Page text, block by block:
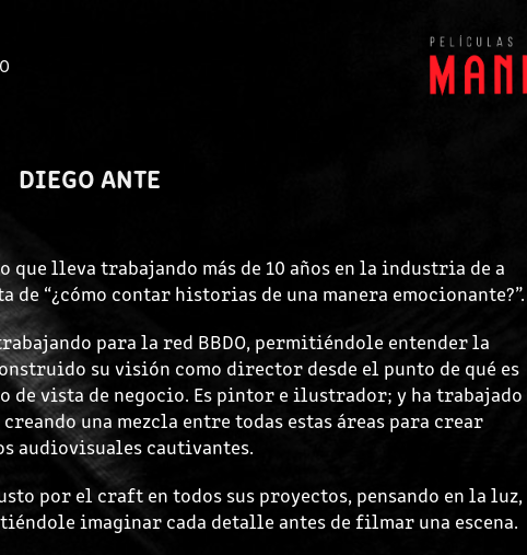
DIEGO ANTE
lleva trabajando más de 10 años en la industria de a
“¿cómo contar historias de una manera emocionante?”.
para la red BBDO, permitiéndole entender la
su visión como director desde el punto de qué es
de vista de negocio. Es pintor e ilustrador; y ha trabajado
una mezcla entre todas estas áreas para crear
audiovisuales cautivantes.
por el craft en todos sus proyectos, pensando en la luz,
imaginar cada detalle antes de filmar una escena.